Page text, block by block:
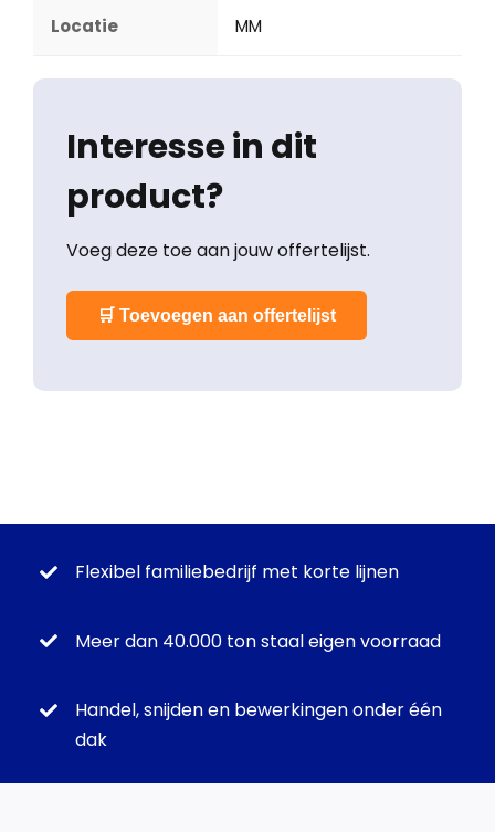
Locatie MM
Interesse in dit
product?
Voeg deze toe aan jouw offertelijst.
🛒 Toevoegen aan offertelijst
Flexibel familiebedrijf met korte lijnen
Meer dan 40.000 ton staal eigen voorraad
Handel, snijden en bewerkingen onder één
dak